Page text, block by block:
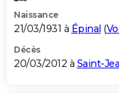
Naissance
21/03/1931 à Épinal (
Décès
20/03/2012 à Saint-